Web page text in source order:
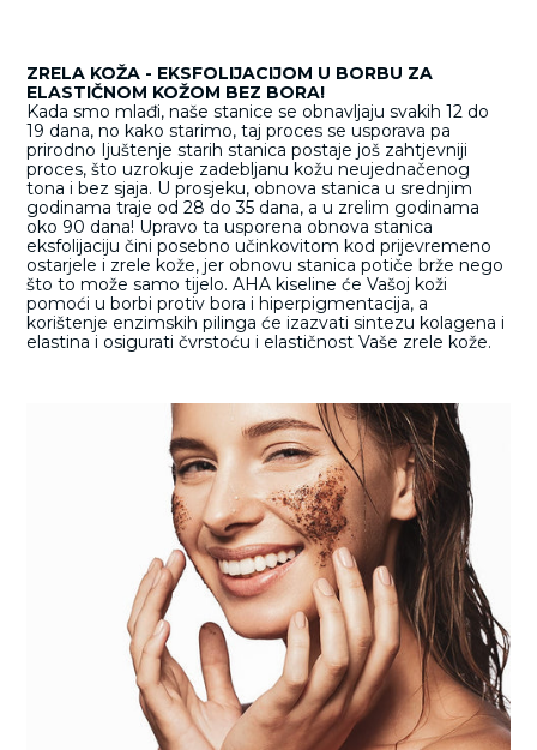
ZRELA KOŽA - EKSFOLIJACIJOM U BORBU ZA
ELASTIČNOM KOŽOM BEZ BORA!
Kada smo mlađi, naše stanice se obnavljaju svakih 12 do
19 dana, no kako starimo, taj proces se usporava pa
prirodno Ijuštenje starih stanica postaje još zahtjevniji
proces, što uzrokuje zadebljanu kožu neujednačenog
tona i bez sjaja. U prosjeku, obnova stanica u srednjim
godinama traje od 28 do 35 dana, a u zrelim godinama
oko 90 dana! Upravo ta usporena obnova stanica
eksfolijaciju čini posebno učinkovitom kod prijevremeno
ostarjele i zrele kože, jer obnovu stanica potiče brže nego
što to može samo tijelo. AHA kiseline će Vašoj koži
pomoći u borbi protiv bora i hiperpigmentacija, a
korištenje enzimskih pilinga će izazvati sintezu kolagena i
elastina i osigurati čvrstoću i elastičnost Vaše zrele kože.